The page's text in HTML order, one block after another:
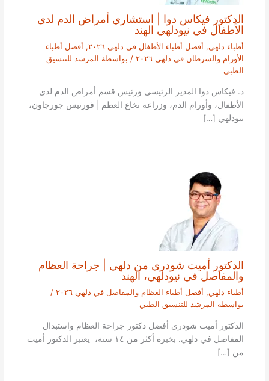
الدكتور فيكاس دوا | استشاري أمراض الدم لدى
الأطفال في نيودلهي الهند
أطباء دلهي, أفضل أطباء الأطفال في دلهي ٢٠٢٦ , أفضل أطباء
الأورام والسرطان في دلهي ٢٠٢٦
/ بواسطة المرشد للتنسيق
الطبي
د. فيكاس دوا المدير الرئيسي ورئيس قسم أمراض الدم لدى
الأطفال، وأورام الدم، وزراعة نخاع العظم | فورتيس جورجاون،
نيودلهي […]
الدكتور أميت شودري من دلهي | جراحة العظام
والمفاصل في نيودلهي، الهند
أطباء دلهي, أفضل أطباء العظام والمفاصل في دلهي ٢٠٢٦
/
بواسطة المرشد للتنسيق الطبي
الدكتور أميت شودري أفضل دكتور جراحة العظام واستبدال
المفاصل في دلهي. بخبرة أكثر من ١٤ سنة، يعتبر الدكتور أميت
من […]